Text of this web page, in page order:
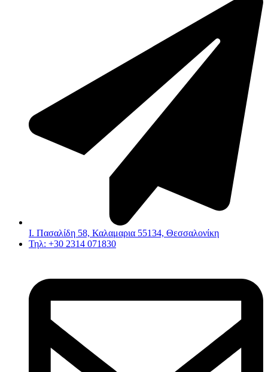
Ι. Πασαλίδη 58, Καλαμαρια 55134, Θεσσαλονίκη
Τηλ: +30 2314 071830